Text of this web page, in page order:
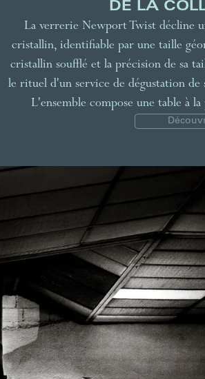
DE LA
La verrerie Newport Twist décline
cristallin, identifiable par une taille
cristallin soufflé et la précision de sa
le rituel d'un service de dégustation
L'ensemble compose une table à